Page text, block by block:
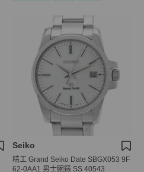
Seiko
精工 Grand Seiko Date SBGX053 9F
62-0AA1 男士腕錶 SS 40543